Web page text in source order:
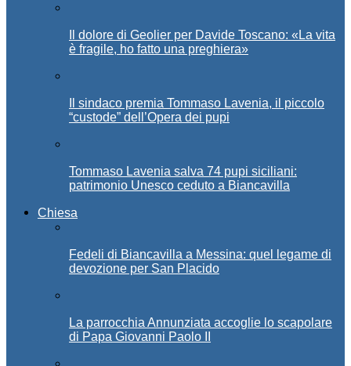
Il dolore di Geolier per Davide Toscano: «La vita
è fragile, ho fatto una preghiera»
Il sindaco premia Tommaso Lavenia, il piccolo
“custode” dell’Opera dei pupi
Tommaso Lavenia salva 74 pupi siciliani:
patrimonio Unesco ceduto a Biancavilla
Chiesa
Fedeli di Biancavilla a Messina: quel legame di
devozione per San Placido
La parrocchia Annunziata accoglie lo scapolare
di Papa Giovanni Paolo II